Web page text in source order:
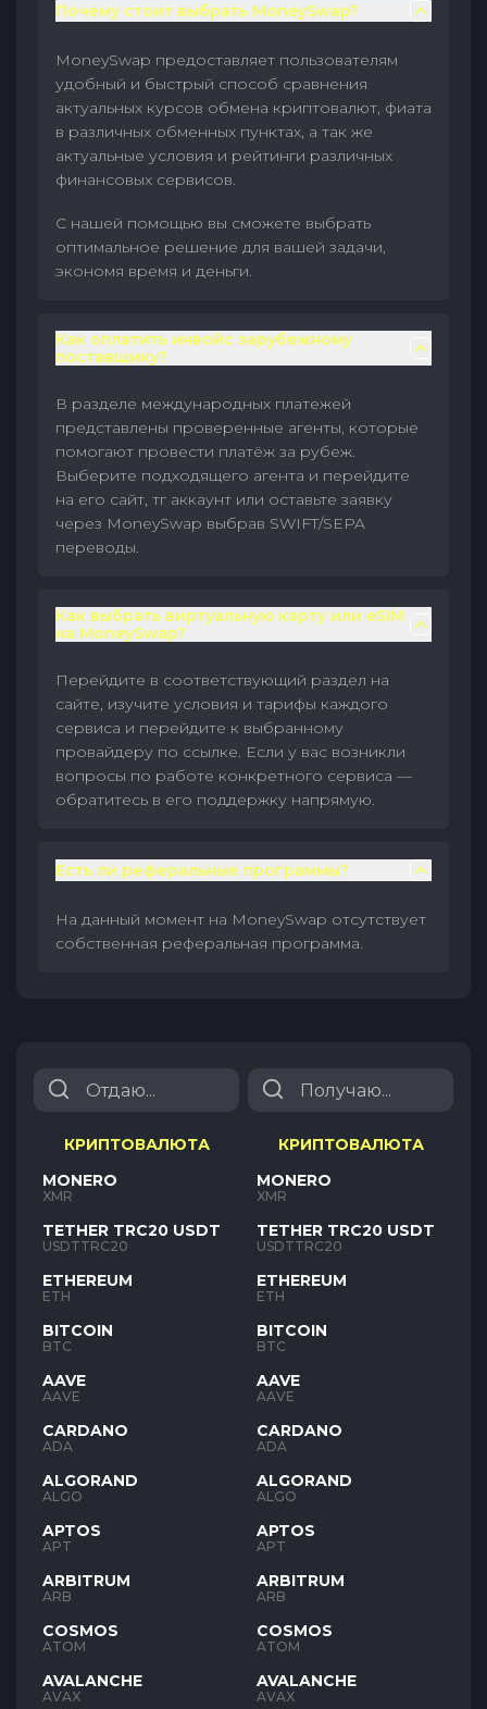
Почему стоит выбрать MoneySwap?
MoneySwap предоставляет пользователям
удобный и быстрый способ сравнения
актуальных курсов обмена криптовалют, фиата
в различных обменных пунктах, а так же
актуальные условия и рейтинги различных
финансовых сервисов.
С нашей помощью вы сможете выбрать
оптимальное решение для вашей задачи,
экономя время и деньги.
Как оплатить инвойс зарубежному
поставщику?
В разделе международных платежей
представлены проверенные агенты, которые
помогают провести платёж за рубеж.
Выберите подходящего агента и перейдите
на его сайт, тг аккаунт или оставьте заявку
через MoneySwap выбрав SWIFT/SEPA
переводы.
Как выбрать виртуальную карту или eSIM
на MoneySwap?
Перейдите в соответствующий раздел на
сайте, изучите условия и тарифы каждого
сервиса и перейдите к выбранному
провайдеру по ссылке. Если у вас возникли
вопросы по работе конкретного сервиса —
обратитесь в его поддержку напрямую.
Есть ли реферальные программы?
На данный момент на MoneySwap отсутствует
собственная реферальная программа.
КРИПТОВАЛЮТА
MONERO
XMR
TETHER TRC20 USDT
USDTTRC20
ETHEREUM
ETH
BITCOIN
BTC
AAVE
AAVE
CARDANO
ADA
ALGORAND
ALGO
APTOS
APT
ARBITRUM
ARB
COSMOS
ATOM
AVALANCHE
AVAX
КРИПТОВАЛЮТА
MONERO
XMR
TETHER TRC20 USDT
USDTTRC20
ETHEREUM
ETH
BITCOIN
BTC
AAVE
AAVE
CARDANO
ADA
ALGORAND
ALGO
APTOS
APT
ARBITRUM
ARB
COSMOS
ATOM
AVALANCHE
AVAX